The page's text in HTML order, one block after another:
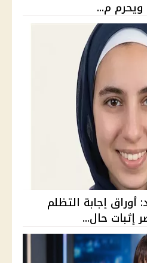
ويحرم م...
محمد: أوراق إجابة التظلم
إثبات حال...